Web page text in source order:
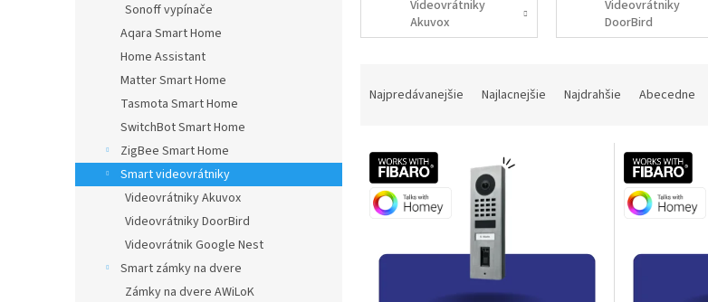
Sonoff vypínače
Aqara Smart Home
Home Assistant
Matter Smart Home
Tasmota Smart Home
SwitchBot Smart Home
ZigBee Smart Home
Smart videovrátniky
Videovrátniky Akuvox
Videovrátniky DoorBird
Videovrátnik Google Nest
Smart zámky na dvere
Zámky na dvere AWiLoK
Videovrátniky
Akuvox
Videovrátniky
DoorBird
n
Najpredávanejšie Najlacnejšie Najdrahšie Abecedne
V